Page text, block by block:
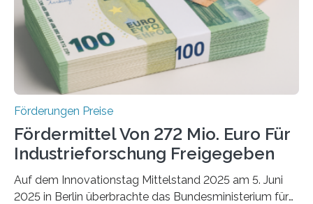
Förderungen Preise
Fördermittel Von 272 Mio. Euro Für
Industrieforschung Freigegeben
Auf dem Innovationstag Mittelstand 2025 am 5. Juni
2025 in Berlin überbrachte das Bundesministerium für